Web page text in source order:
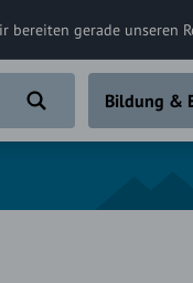
bereiten gerade unseren
Bildung &